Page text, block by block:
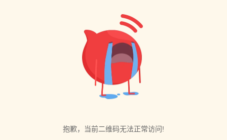
抱歉，当前二维码无法正常访问!